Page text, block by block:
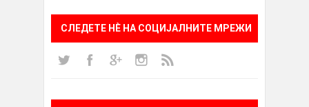
СЛЕДЕТЕ НÈ НА СОЦИЈАЛНИТЕ МРЕЖИ